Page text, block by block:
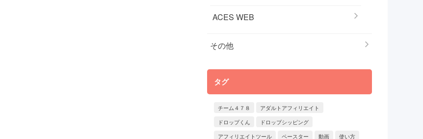
ACES WEB
その他
タグ
チーム４７８
アダルトアフィリエイト
ドロップくん
ドロップシッピング
アフィリエイトツール
ペースター 動画 使い方